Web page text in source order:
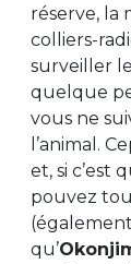
réserve, la
colliers-
surveiller
quelque
vous ne
l’animal.
et, si c’est
pouvez
qu’